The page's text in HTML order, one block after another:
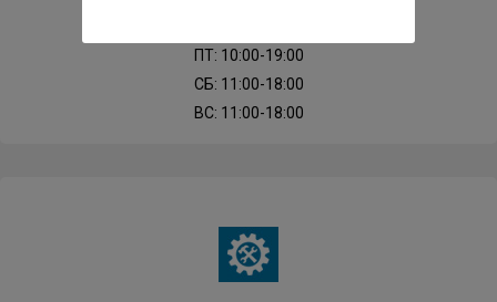
ПТ: 10:00-19:00
СБ: 11:00-18:00
ВС: 11:00-18:00